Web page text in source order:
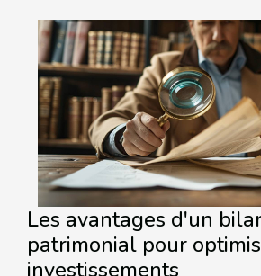
Les avantages d'un
patrimonial pour
investissements